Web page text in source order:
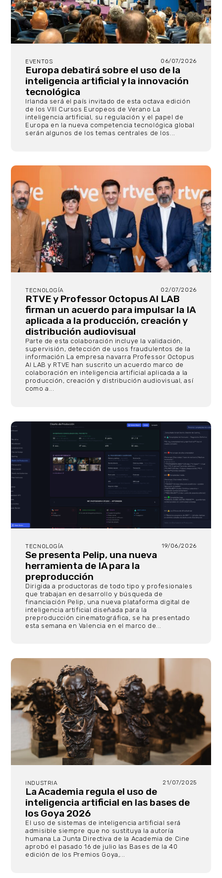
EVENTOS 06/07/2026
Europa debatirá sobre el uso de la
inteligencia artificial y la innovación
tecnológica
Irlanda será el país invitado de esta octava edición
de los VIII Cursos Europeos de Verano La
inteligencia artificial, su regulación y el papel de
Europa en la nueva competencia tecnológica global
serán algunos de los temas centrales de los...
TECNOLOGÍA 02/07/2026
RTVE y Professor Octopus AI LAB
firman un acuerdo para impulsar la IA
aplicada a la producción, creación y
distribución audiovisual
Parte de esta colaboración incluye la validación,
supervisión, detección de usos fraudulentos de la
información La empresa navarra Professor Octopus
AI LAB y RTVE han suscrito un acuerdo marco de
colaboración en inteligencia artificial aplicada a la
producción, creación y distribución audiovisual, así
como a...
TECNOLOGÍA 19/06/2026
Se presenta Pelip, una nueva
herramienta de IA para la
preproducción
Dirigida a productoras de todo tipo y profesionales
que trabajan en desarrollo y búsqueda de
financiación Pelip, una nueva plataforma digital de
inteligencia artificial diseñada para la
preproducción cinematográfica, se ha presentado
esta semana en Valencia en el marco de...
INDUSTRIA 21/07/2025
La Academia regula el uso de
inteligencia artificial en las bases de
los Goya 2026
El uso de sistemas de inteligencia artificial será
admisible siempre que no sustituya la autoría
humana La Junta Directiva de la Academia de Cine
aprobó el pasado 16 de julio las Bases de la 40
edición de los Premios Goya,...